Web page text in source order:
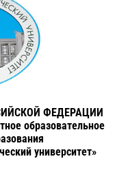
ФЕДЕРАЦИИ
образовательное
университет»